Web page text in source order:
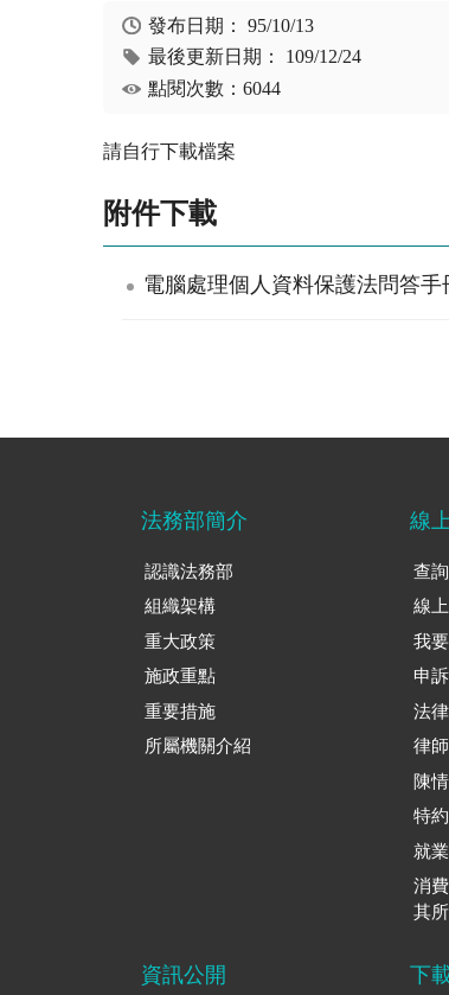
發布日期：95/10/13
最後更新日期： 109/12/24
點閱次數：6044
請自行下載檔案
附件下載
電腦處理個人資料保護法問答手
法務部簡介
認識法務部
組織架構
重大政策
施政重點
重要措施
所屬機關介紹
線
查
線
我
申
法
律
陳
特
就
消
其
資訊公開 下